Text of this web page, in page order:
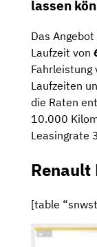
lassen
Das
Laufzeit von
Fahrleistung
Laufzeiten
die Raten
10.000
Leasingrate
Renault
[table